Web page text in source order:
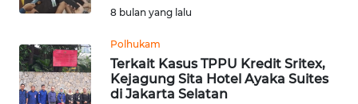
8 bulan yang lalu
Polhukam
Terkait Kasus TPPU Kredit Sritex,
Kejagung Sita Hotel Ayaka Suites
di Jakarta Selatan
WN
GORONTALO